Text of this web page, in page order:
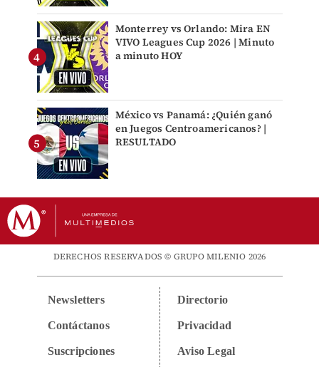
Monterrey vs Orlando: Mira EN
VIVO Leagues Cup 2026 | Minuto
a minuto HOY
México vs Panamá: ¿Quién ganó
en Juegos Centroamericanos? |
RESULTADO
DERECHOS RESERVADOS © GRUPO MILENIO 2026
Newsletters
Contáctanos
Suscripciones
Directorio
Privacidad
Aviso Legal